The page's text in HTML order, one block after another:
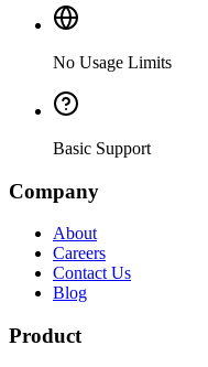
No Usage Limits
Basic Support
Company
About
Careers
Contact Us
Blog
Product